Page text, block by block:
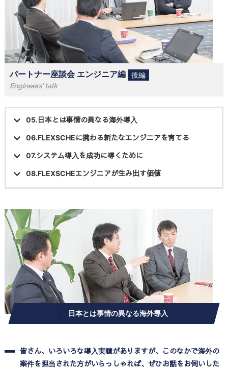
パートナー座談会 エンジニア編
後編
Engineers’ talk
05.日本とは事情の異なる海外導入
06.FLEXSCHEに携わる新たなエンジニアを育てる
07.システム導入を成功に導くために
08.FLEXSCHEエンジニアが生み出す価値
日本とは事情の異なる海外導入
皆さん、いろいろな導入実績がありますが、このなかで海外の
案件を担当された方がいらっしゃれば、ぜひお話をお伺いした